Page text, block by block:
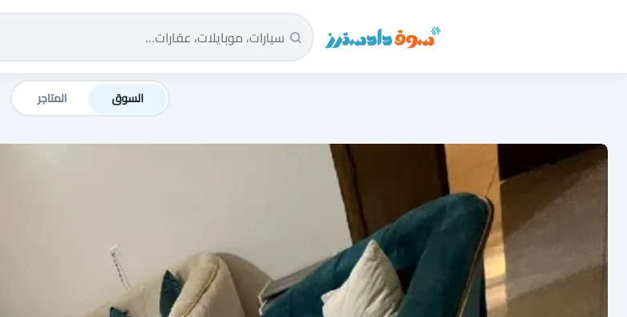
سوق دادسترز الرئيسية
السوق المتاجر